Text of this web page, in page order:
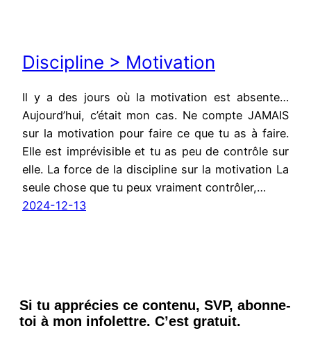
Discipline > Motivation
Il y a des jours où la motivation est absente…
Aujourd’hui, c’était mon cas. Ne compte JAMAIS
sur la motivation pour faire ce que tu as à faire.
Elle est imprévisible et tu as peu de contrôle sur
elle. La force de la discipline sur la motivation La
seule chose que tu peux vraiment contrôler,…
2024-12-13
Si tu apprécies ce contenu, SVP, abonne-
toi à mon infolettre. C’est gratuit.